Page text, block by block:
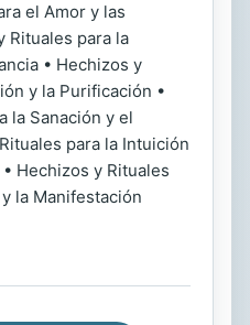
el Amor y las
Rituales para la
• Hechizos y
y la Purificación •
la Sanación y el
para la Intuición
Hechizos y Rituales
la Manifestación